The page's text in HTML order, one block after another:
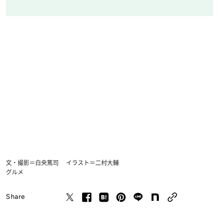
文・撮影＝白央篤司 イラスト＝二村大輔
グルメ
Share